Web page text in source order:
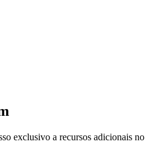
exclusivo a recursos adicionais no